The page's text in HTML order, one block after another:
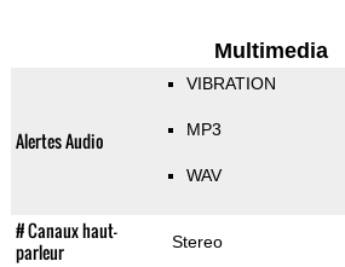
Multimedia
Alertes Audio
VIBRATION
MP3
WAV
# Canaux haut-
parleur
Stereo